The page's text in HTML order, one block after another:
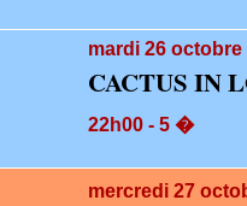
mardi 26 octobre
CACTUS IN
22h00 - 5 �
mercredi 27